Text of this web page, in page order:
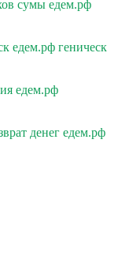
сумы едем.рф
едем.рф геническ
едем.рф
денег едем.рф